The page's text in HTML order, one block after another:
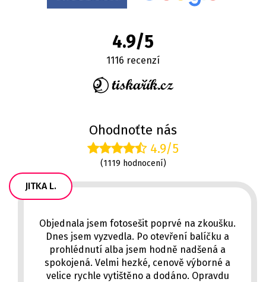
4.9/5
1116 recenzí
Ohodnoťte nás
4.9/5
(1119 hodnocení)
JITKA L.
Objednala jsem fotosešit poprvé na zkoušku.
Dnes jsem vyzvedla. Po otevření balíčku a
prohlédnutí alba jsem hodně nadšená a
spokojená. Velmi hezké, cenově výborné a
velice rychle vytištěno a dodáno. Opravdu